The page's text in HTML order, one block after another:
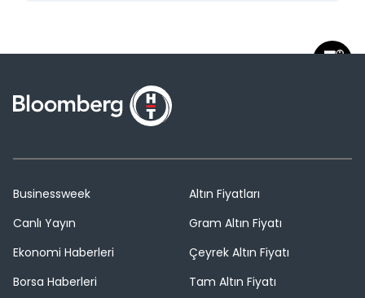
Businessweek
Canlı Yayın
Ekonomi Haberleri
Borsa Haberleri
Altın Fiyatları
Gram Altın Fiyatı
Çeyrek Altın Fiyatı
Tam Altın Fiyatı